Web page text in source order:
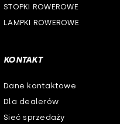
STOPKI ROWEROWE
LAMPKI ROWEROWE
KONTAKT
Dane kontaktowe
Dla dealerów
Sieć sprzedaży